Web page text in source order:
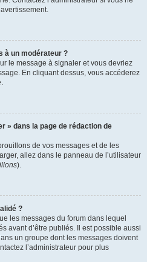
à un modérateur ?
le message à signaler et vous devriez
En cliquant dessus, vous accéderez
» dans la page de rédaction de
de vos messages et de les
allez dans le panneau de l’utilisateur
).
?
les messages du forum dans lequel
avant d’être publiés. Il est possible aussi
un groupe dont les messages doivent
l’administrateur pour plus